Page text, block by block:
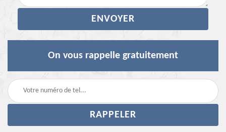
On vous rappelle gratuitement